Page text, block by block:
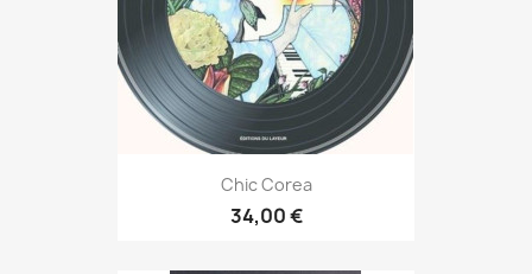
Chic Corea
34,00 €